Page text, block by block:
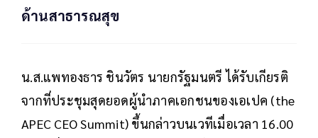
ด้านสาธารณสุข
น.ส.แพทองธาร ชินวัตร นายกรัฐมนตรี ได้รับเกียรติ
จากที่ประชุมสุดยอดผู้นำภาคเอกชนของเอเปค (the
APEC CEO Summit) ขึ้นกล่าวบนเวทีเมื่อเวลา 16.00